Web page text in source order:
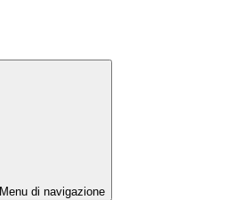
Menu di navigazione